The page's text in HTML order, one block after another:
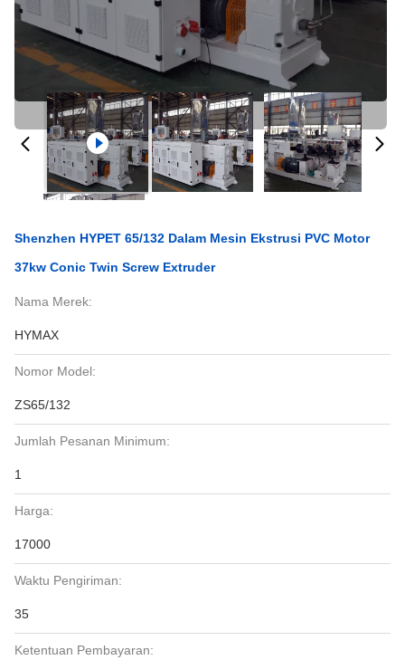
Shenzhen HYPET 65/132 Dalam Mesin Ekstrusi PVC Motor
37kw Conic Twin Screw Extruder
Nama Merek:
HYMAX
Nomor Model:
ZS65/132
Jumlah Pesanan Minimum:
1
Harga:
17000
Waktu Pengiriman:
35
Ketentuan Pembayaran: